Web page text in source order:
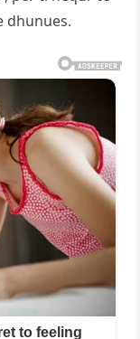
dhunues.